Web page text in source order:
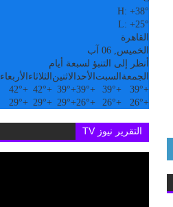
H: +38°
L: +25°
القاهرة
الخميس, 06 آب
أنظر إلى التنبؤ لسبعة أيام
الجمعة السبت الأحد الاثنين الثلاثاء الأربعاء
+
39°
+
39°
+
39°
+
39°
+
42°
+
42°
+
26°
+
26°
+
26°
+
29°
+
29°
+
29°
التقرير نيوز TV